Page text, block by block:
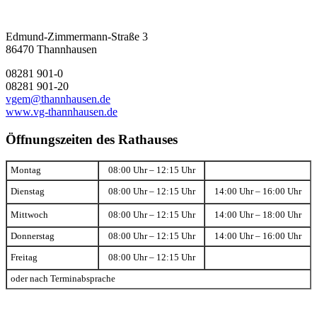
Edmund-Zimmermann-Straße 3
86470 Thannhausen
08281 901-0
08281 901-20
vgem@thannhausen.de
www.vg-thannhausen.de
Öffnungszeiten des Rathauses
Montag 08:00 Uhr – 12:15 Uhr
Dienstag 08:00 Uhr – 12:15 Uhr 14:00 Uhr – 16:00 Uhr
Mittwoch 08:00 Uhr – 12:15 Uhr 14:00 Uhr – 18:00 Uhr
Donnerstag 08:00 Uhr – 12:15 Uhr 14:00 Uhr – 16:00 Uhr
Freitag 08:00 Uhr – 12:15 Uhr
oder nach Terminabsprache